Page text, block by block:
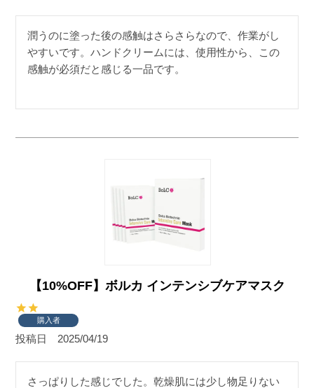
潤うのに塗った後の感触はさらさらなので、作業がし
やすいです。ハンドクリームには、使用性から、この
感触が必須だと感じる一品です。
【10%OFF】ボルカ インテンシブケアマスク
購入者
投稿日 2025/04/19
さっぱりした感じでした。乾燥肌には少し物足りない